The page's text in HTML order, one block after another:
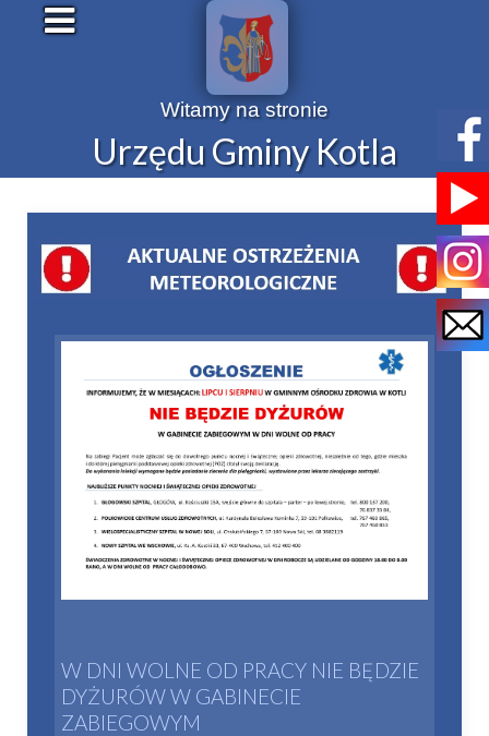
Witamy na stronie
Urzędu Gminy Kotla
W DNI WOLNE OD PRACY NIE BĘDZIE
DYŻURÓW W GABINECIE
ZABIEGOWYM